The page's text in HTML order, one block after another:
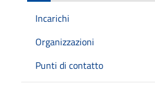
Incarichi
Organizzazioni
Punti di contatto